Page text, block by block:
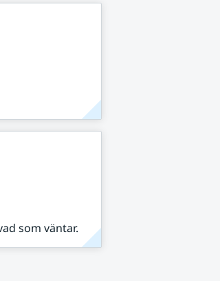
som väntar.